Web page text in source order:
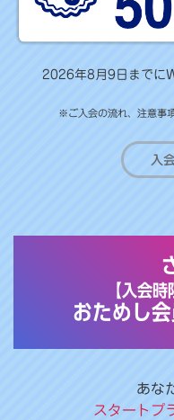
2026年8月9日までに
※ご入会の流れ、注意事
入
【入会
おためし
あな
スタートプ